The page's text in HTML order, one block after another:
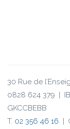
30 Rue de
0828 624 379 |
GKCCBEBB
T. 02 356 46 16 |